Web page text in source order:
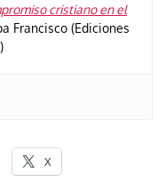
cristiano en el
Francisco (Ediciones
X